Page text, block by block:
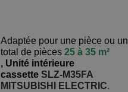
Adaptée pour une pièce ou un
total de pièces 25 à 35 m²
, Unité intérieure
cassette SLZ-M35FA
MITSUBISHI ELECTRIC.